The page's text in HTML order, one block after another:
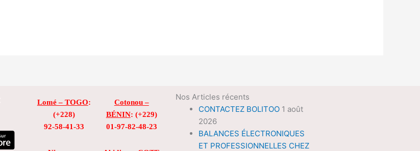
Lomé – TOGO:
(+228)
92-58-41-33
Cotonou –
BÉNIN: (+229)
01-97-82-48-23
Nos Articles récents
CONTACTEZ BOLITOO 1 août
2026
BALANCES ÉLECTRONIQUES
ET PROFESSIONNELLES CHEZ